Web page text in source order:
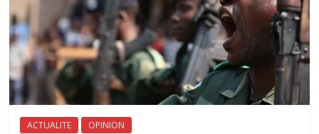
ACTUALITE OPINION